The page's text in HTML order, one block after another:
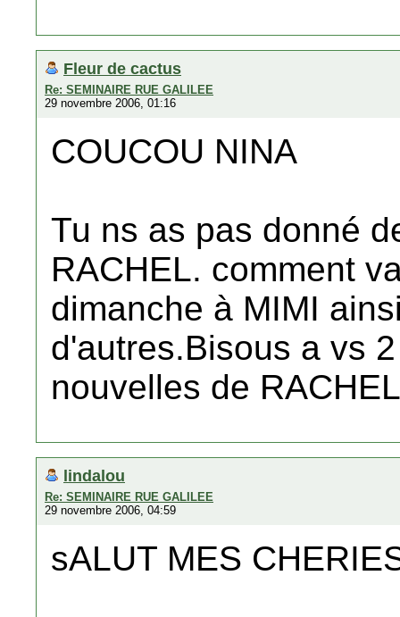
Fleur de cactus
Re: SEMINAIRE RUE GALILEE
29 novembre 2006, 01:16
COUCOU NINA
Tu ns as pas donné
RACHEL. comment
dimanche à MIMI
d'autres.Bisous a vs
nouvelles de
lindalou
Re: SEMINAIRE RUE GALILEE
29 novembre 2006, 04:59
sALUT MES